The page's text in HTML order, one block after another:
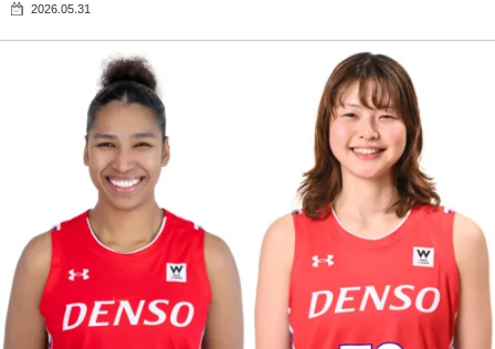
2026.05.31